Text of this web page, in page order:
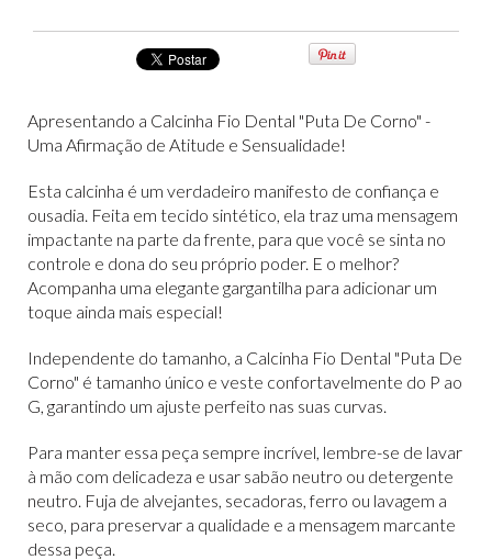
Apresentando a Calcinha Fio Dental "Puta De Corno" -
Uma Afirmação de Atitude e Sensualidade!
Esta calcinha é um verdadeiro manifesto de confiança e
ousadia. Feita em tecido sintético, ela traz uma mensagem
impactante na parte da frente, para que você se sinta no
controle e dona do seu próprio poder. E o melhor?
Acompanha uma elegante gargantilha para adicionar um
toque ainda mais especial!
Independente do tamanho, a Calcinha Fio Dental "Puta De
Corno" é tamanho único e veste confortavelmente do P ao
G, garantindo um ajuste perfeito nas suas curvas.
Para manter essa peça sempre incrível, lembre-se de lavar
à mão com delicadeza e usar sabão neutro ou detergente
neutro. Fuja de alvejantes, secadoras, ferro ou lavagem a
seco, para preservar a qualidade e a mensagem marcante
dessa peça.